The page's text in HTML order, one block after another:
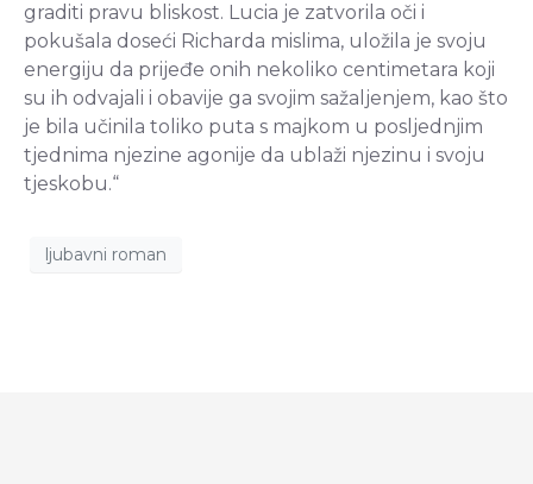
graditi pravu bliskost. Lucia je zatvorila oči i
pokušala doseći Richarda mislima, uložila je svoju
energiju da prijeđe onih nekoliko centimetara koji
su ih odvajali i obavije ga svojim sažaljenjem, kao što
je bila učinila toliko puta s majkom u posljednjim
tjednima njezine agonije da ublaži njezinu i svoju
tjeskobu.“
ljubavni roman